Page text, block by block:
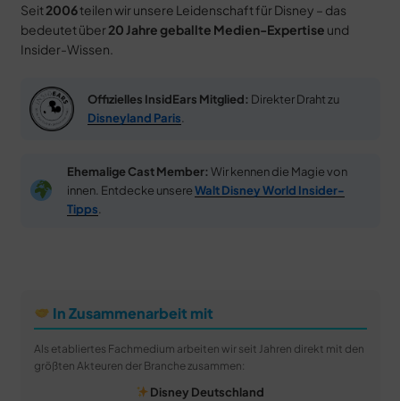
Seit 2006teilen wir unsere Leidenschaft für Disney – das
bedeutet über 20 Jahre geballte Medien-Expertise und
Insider-Wissen.
Offizielles InsidEars Mitglied: Direkter Draht zu
Disneyland Paris
Ehemalige Cast Member: Wir kennen die Magie von
innen. Entdecke unsereWalt Disney World Insider-
Tipps
In Zusammenarbeit mit
Als etabliertes Fachmedium arbeiten wir seit Jahren direkt mit den
größten Akteuren der Branche zusammen:
Disney Deutschland